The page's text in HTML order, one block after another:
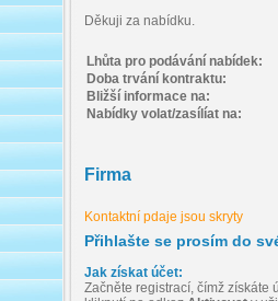
Děkuji za nabídku.
Lhůta pro podávání nabídek:
Doba trvání kontraktu:
Bližší informace na:
Nabídky volat/zasílíat na:
Firma
Kontaktní pdaje jsou skryty
Přihlašte se prosím do
Jak získat účet:
Začněte registrací, čímž získáte